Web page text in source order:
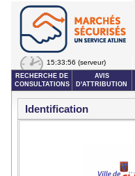
15:33:56 (serveur)
RECHERCHE DE
CONSULTATIONS
AVIS
D'ATTRIBUTION
Identification